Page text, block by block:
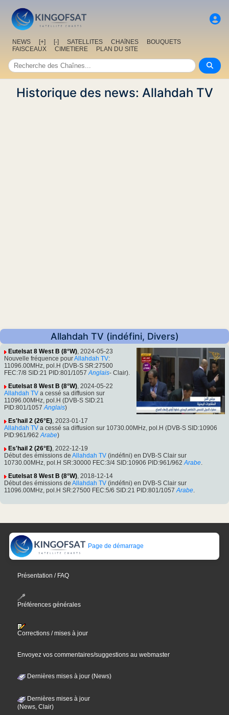
NEWS [+] [-] SATELLITES CHAîNES
BOUQUETS
FAISCEAUX
CIMETIERE PLAN DU SITE
Historique des news: Allahdah TV
Allahdah TV (indéfini, Divers)
Eutelsat 8 West B (8°W), 2024-05-23
Nouvelle fréquence pourAllahdah TV:
11096.00MHz, pol.H (DVB-S SR:27500
FEC:7/8 SID:21 PID:801/1057 Anglais- Clair).
Eutelsat 8 West B (8°W), 2024-05-22
Allahdah TV a cessé sa diffusion sur
11096.00MHz, pol.H (DVB-S SID:21
PID:801/1057 Anglais)
Es'hail 2 (26°E), 2023-01-17
Allahdah TV a cessé sa diffusion sur 10730.00MHz, pol.H (DVB-S SID:10906
PID:961/962 Arabe)
Es'hail 2 (26°E), 2022-12-19
Début des émissions de Allahdah TV (indéfini) en DVB-S Clair sur
10730.00MHz, pol.H SR:30000 FEC:3/4 SID:10906 PID:961/962 Arabe.
Eutelsat 8 West B (8°W), 2018-12-14
Début des émissions de Allahdah TV (indéfini) en DVB-S Clair sur
11096.00MHz, pol.H SR:27500 FEC:5/6 SID:21 PID:801/1057 Arabe.
Page de démarrage
Présentation / FAQ
Préférences générales
Corrections / mises à jour
Envoyez vos commentaires/suggestions au webmaster
Dernières mises à jour (News)
Dernières mises à jour
(News, Clair)